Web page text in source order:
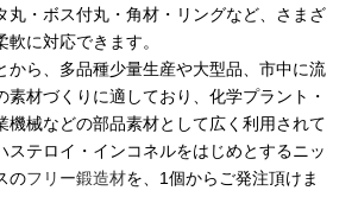
丸・ボス付丸・角材・リングなど、さまざ
に対応できます。
から、多品種少量生産や大型品、市中に流
素材づくりに適しており、化学プラント・
機械などの部品素材として広く利用されて
ステロイ・インコネルをはじめとするニッ
のフリー鍛造材を、1個からご発注頂けま